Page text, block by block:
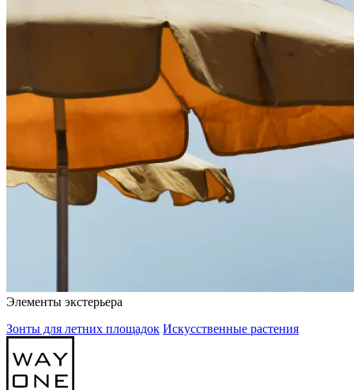
Элементы экстерьера
Зонты для летних площадок Искусственные растения